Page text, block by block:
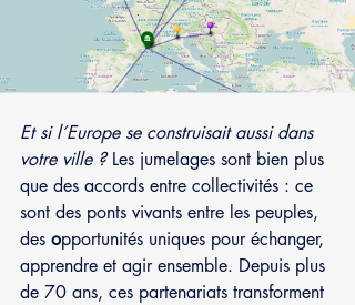
Et si l’Europe se construisait aussi dans
votre ville ? Les jumelages sont bien plus
que des accords entre collectivités : ce
sont des ponts vivants entre les peuples,
des opportunités uniques pour échanger,
apprendre et agir ensemble. Depuis plus
de 70 ans, ces partenariats transforment